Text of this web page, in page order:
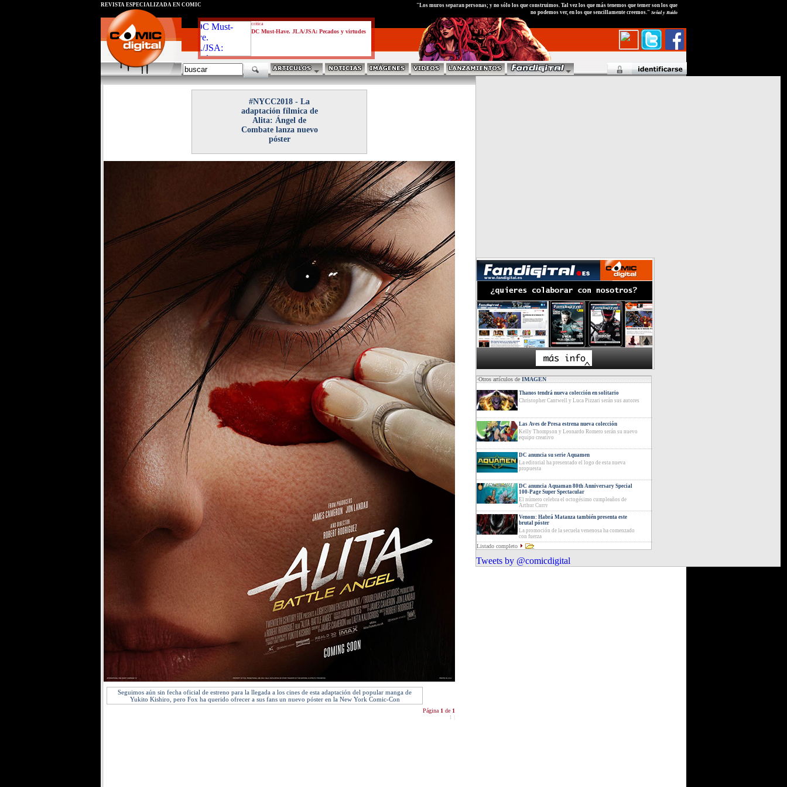
critica
DC Must-Have. JLA/JSA: Pecados y virtudes
REVISTA ESPECIALIZADA EN CÓMIC
"Los muros separan personas; y no sólo los que construimos. Tal vez los que más tenemos que temer son los que
no podemos ver, en los que sencillamente creemos." Señal y Ruido
#NYCC2018 - La
adaptación fílmica de
Alita: Ángel de
Combate lanza nuevo
póster
Seguimos aún sin fecha oficial de estreno para la llegada a los cines de esta adaptación del popular manga de
Yukito Kishiro, pero Fox ha querido ofrecer a sus fans un nuevo póster en la New York Comic-Con
Página 1 de 1
1
·Otros artículos deIMAGEN
Thanos tendrá nueva colección en solitario
Christopher Cantwell y Luca Pizzari serán sus autores
Las Aves de Presa estrena nueva colección
Kelly Thompson y Leonardo Romero serán su nuevo
equipo creativo
DC anuncia su serie Aquamen
La editorial ha presentado el logo de esta nueva
propuesta
DC anuncia Aquaman 80th Anniversary Special
100-Page Super Spectacular
El número celebra el octogésimo cumpleaños de
Arthur Curry
Venom: Habrá Matanza también presenta este
brutal póster
La promoción de la secuela venenosa ha comenzado
con fuerza
Listado completo
Tweets by @comicdigital